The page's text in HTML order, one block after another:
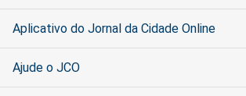
Aplicativo do Jornal da Cidade Online
Ajude o JCO